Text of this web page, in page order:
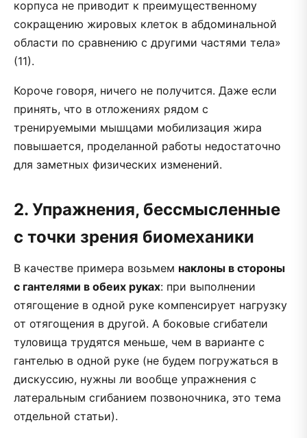
корпуса не приводит к преимущественному
сокращению жировых клеток в абдоминальной
области по сравнению с другими частями тела»
(11).‬‬
Короче говоря, ничего не получится. Даже если
принять, что в отложениях рядом с
тренируемыми мышцами мобилизация жира
повышается, проделанной работы недостаточно
для заметных физических изменений.
2. Упражнения, бессмысленные
с точки зрения биомеханики
В качестве примера возьмем наклоны в стороны
с гантелями в обеих руках: при выполнении
отягощение в одной руке компенсирует нагрузку
от отягощения в другой. А боковые сгибатели
туловища трудятся меньше, чем в варианте с
гантелью в одной руке (не будем погружаться в
дискуссию, нужны ли вообще упражнения с
латеральным сгибанием позвоночника, это тема
отдельной статьи).